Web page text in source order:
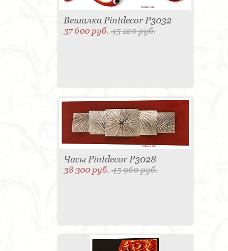
Вешалка Pintdecor P3032
37 600 руб.45 120 руб.
Часы Pintdecor P3028
38 300 руб.45 960 руб.